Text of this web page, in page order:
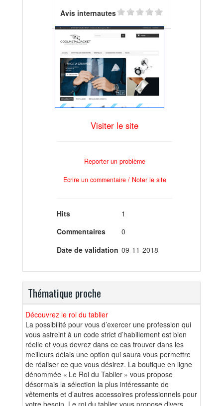
Avis internautes
Visiter le site
Reporter un problème
Ecrire un commentaire / Noter le site
Hits
1
Commentaires
0
Date de validation 09-11-2018
Thématique proche
Découvrez le roi du tablier
La possibilité pour vous d’exercer une profession qui
vous astreint à un code strict d’habillement est bien
réelle et vous devrez dans ce cas trouver dans les
meilleurs délais une option qui saura vous permettre
de réaliser ce que vous désirez. La boutique en ligne
dénommée « Le Roi du Tablier » vous propose
désormais la sélection la plus intéressante de
vêtements et d’autres accessoires professionnels pour
votre besoin. Le roi du tablier vous propose divers